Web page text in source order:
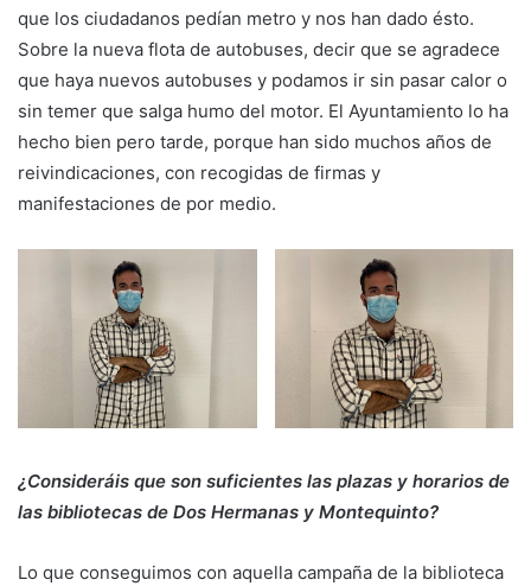
que los ciudadanos pedían metro y nos han dado ésto.
Sobre la nueva flota de autobuses, decir que se agradece
que haya nuevos autobuses y podamos ir sin pasar calor o
sin temer que salga humo del motor. El Ayuntamiento lo ha
hecho bien pero tarde, porque han sido muchos años de
reivindicaciones, con recogidas de firmas y
manifestaciones de por medio.
¿Consideráis que son suficientes las plazas y horarios de
las bibliotecas de Dos Hermanas y Montequinto?
Lo que conseguimos con aquella campaña de la biblioteca